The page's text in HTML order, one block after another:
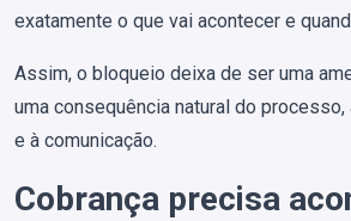
exatamente o que vai acontecer e
Assim, o bloqueio deixa de ser uma
uma consequência natural do processo,
e à comunicação.
Cobrança precisa